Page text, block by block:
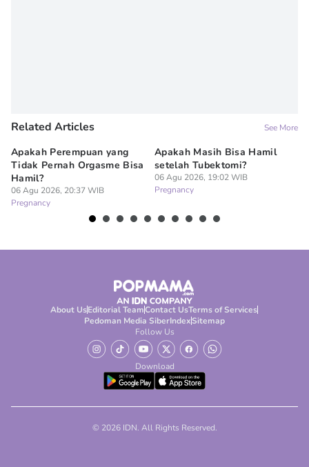
Related Articles See More
Apakah Perempuan yang
Tidak Pernah Orgasme Bisa
Hamil?
06 Agu 2026, 20:37 WIB
Pregnancy
Apakah Masih Bisa Hamil
setelah Tubektomi?
06 Agu 2026, 19:02 WIB
Pregnancy
About UsEditorial TeamContact UsTerms of Services
Pedoman Media SiberIndexSitemap
Follow Us
Download
© 2026 IDN. All Rights Reserved.